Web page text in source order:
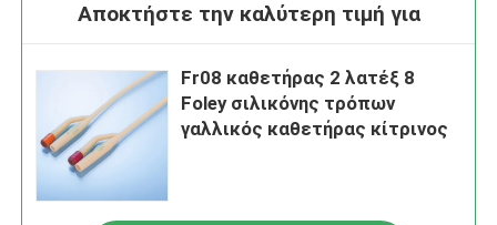
Αποκτήστε την καλύτερη τιμή για
Fr08 καθετήρας 2 λατέξ 8
Foley σιλικόνης τρόπων
γαλλικός καθετήρας κίτρινος